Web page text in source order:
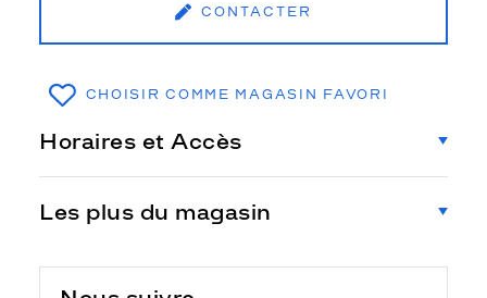
CONTACTER
CHOISIR COMME MAGASIN FAVORI
Horaires et Accès
Les plus du magasin